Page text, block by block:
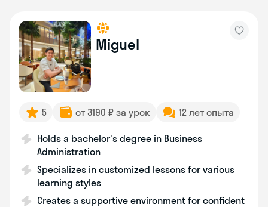
Miguel
5 от 3190 ₽ за урок 12 лет опыта
Holds a bachelor's degree in Business
Administration
Specializes in customized lessons for various
learning styles
Creates a supportive environment for confident